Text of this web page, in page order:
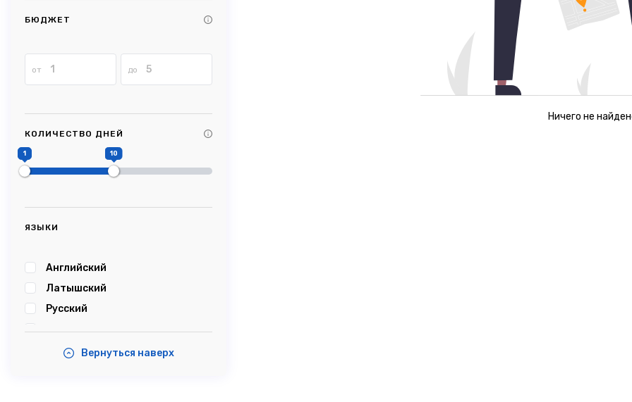
Tag Title #2
Tag Title #8
#Picturesque
#Impressive
#Karosta
#karostanightinprison
#Summersound
БЮДЖЕТ
от до
КОЛИЧЕСТВО ДНЕЙ
1 10
ЯЗЫКИ
Английский
Латышский
Русский
Эстонский
Вернуться наверх
Ничего не